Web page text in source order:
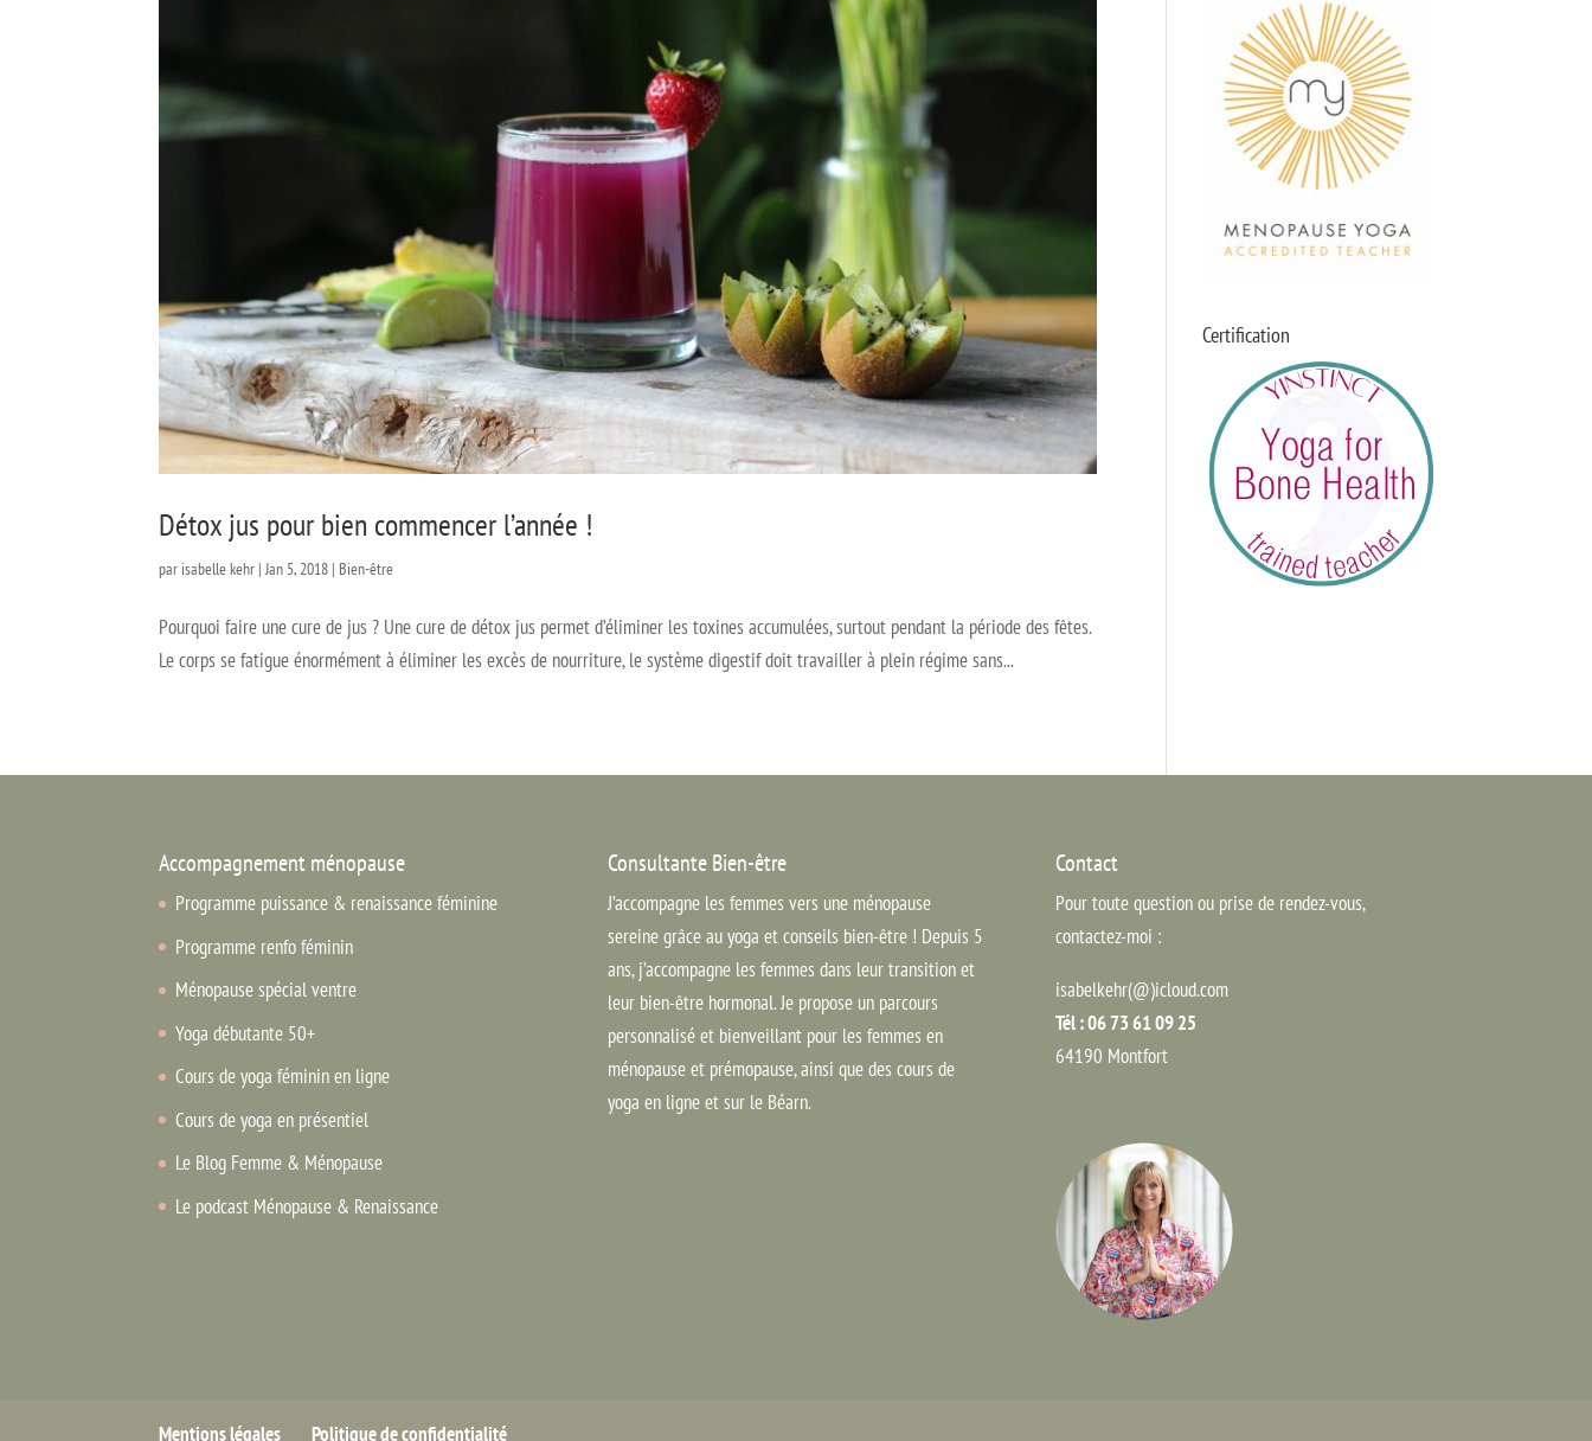
Détox jus pour bien commencer l’année !
par isabelle kehr | Jan 5, 2018 | Bien-être
Pourquoi faire une cure de jus ? Une cure de détox jus permet d’éliminer les toxines accumulées, surtout pendant la période des fêtes.
Le corps se fatigue énormément à éliminer les excès de nourriture, le système digestif doit travailler à plein régime sans...
Certification
Accompagnement ménopause
Programme puissance & renaissance féminine
Programme renfo féminin
Ménopause spécial ventre
Yoga débutante 50+
Cours de yoga féminin en ligne
Cours de yoga en présentiel
Le Blog Femme & Ménopause
Le podcast Ménopause & Renaissance
Consultante Bien-être
J’accompagne les femmes vers une ménopause
sereine grâce au yoga et conseils bien-être ! Depuis 5
ans, j’accompagne les femmes dans leur transition et
leur bien-être hormonal. Je propose un parcours
personnalisé et bienveillant pour les femmes en
ménopause et prémopause, ainsi que des cours de
yoga en ligne et sur le Béarn.
Contact
Pour toute question ou prise de rendez-vous,
contactez-moi :
isabelkehr(@)icloud.com
Tél : 06 73 61 09 25
64190 Montfort
Mentions légales Politique de confidentialité